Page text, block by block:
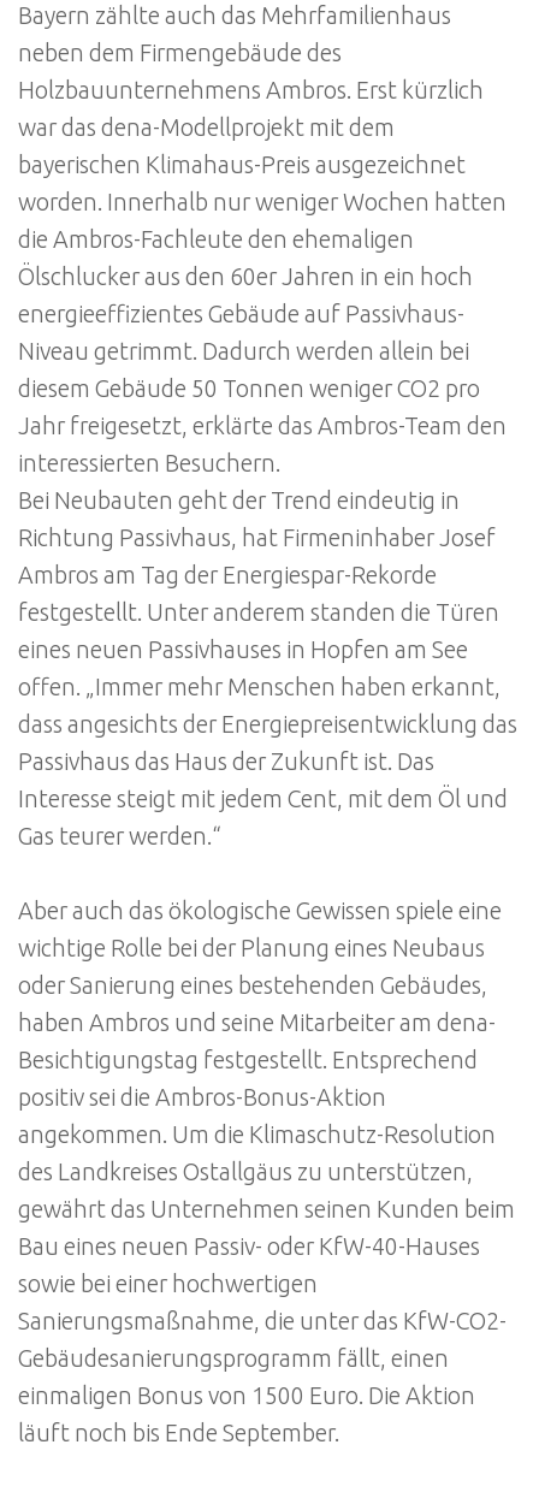
Bayern zählte auch das Mehrfamilienhaus
neben dem Firmengebäude des
Holzbauunternehmens Ambros. Erst kürzlich
war das dena-Modellprojekt mit dem
bayerischen Klimahaus-Preis ausgezeichnet
worden. Innerhalb nur weniger Wochen hatten
die Ambros-Fachleute den ehemaligen
Ölschlucker aus den 60er Jahren in ein hoch
energieeffizientes Gebäude auf Passivhaus-
Niveau getrimmt. Dadurch werden allein bei
diesem Gebäude 50 Tonnen weniger CO2 pro
Jahr freigesetzt, erklärte das Ambros-Team den
interessierten Besuchern.
Bei Neubauten geht der Trend eindeutig in
Richtung Passivhaus, hat Firmeninhaber Josef
Ambros am Tag der Energiespar-Rekorde
festgestellt. Unter anderem standen die Türen
eines neuen Passivhauses in Hopfen am See
offen. „Immer mehr Menschen haben erkannt,
dass angesichts der Energiepreisentwicklung das
Passivhaus das Haus der Zukunft ist. Das
Interesse steigt mit jedem Cent, mit dem Öl und
Gas teurer werden.“
Aber auch das ökologische Gewissen spiele eine
wichtige Rolle bei der Planung eines Neubaus
oder Sanierung eines bestehenden Gebäudes,
haben Ambros und seine Mitarbeiter am dena-
Besichtigungstag festgestellt. Entsprechend
positiv sei die Ambros-Bonus-Aktion
angekommen. Um die Klimaschutz-Resolution
des Landkreises Ostallgäus zu unterstützen,
gewährt das Unternehmen seinen Kunden beim
Bau eines neuen Passiv- oder KfW-40-Hauses
sowie bei einer hochwertigen
Sanierungsmaßnahme, die unter das KfW-CO2-
Gebäudesanierungsprogramm fällt, einen
einmaligen Bonus von 1500 Euro. Die Aktion
läuft noch bis Ende September.